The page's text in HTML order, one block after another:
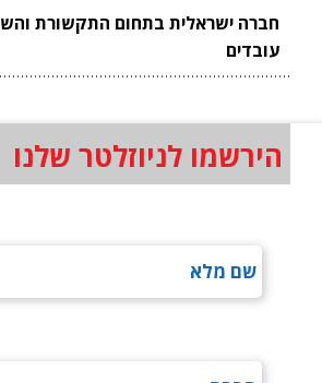
חברה ישראלית בתחום התקשורת
עובדים
הירשמו לניוזלטר שלנו